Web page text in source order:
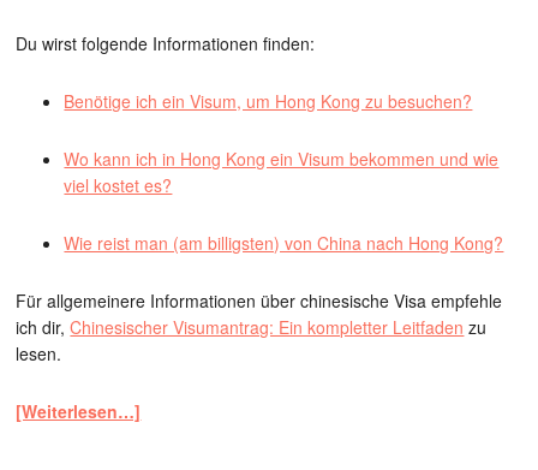
Du wirst folgende Informationen finden:
Benötige ich ein Visum, um Hong Kong zu besuchen?
Wo kann ich in Hong Kong ein Visum bekommen und wie
viel kostet es?
Wie reist man (am billigsten) von China nach Hong Kong?
Für allgemeinere Informationen über chinesische Visa empfehle
ich dir,Chinesischer Visumantrag: Ein kompletter Leitfaden zu
lesen.
[Weiterlesen…]